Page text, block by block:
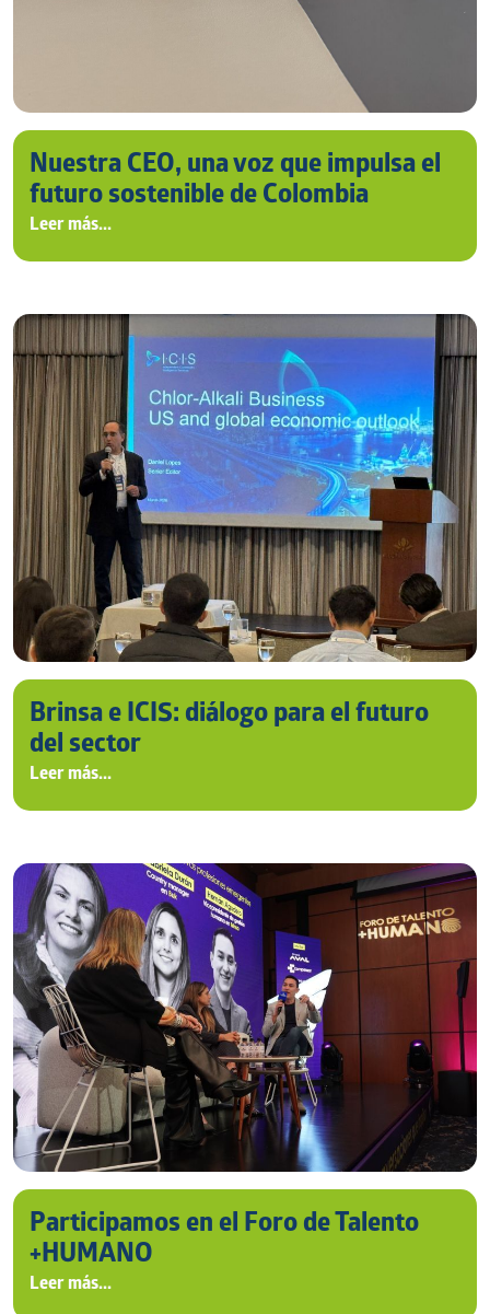
Nuestra CEO, una voz que impulsa el
futuro sostenible de Colombia
Leer más...
Brinsa e ICIS: diálogo para el futuro
del sector
Leer más...
Participamos en el Foro de Talento
+HUMANO
Leer más...